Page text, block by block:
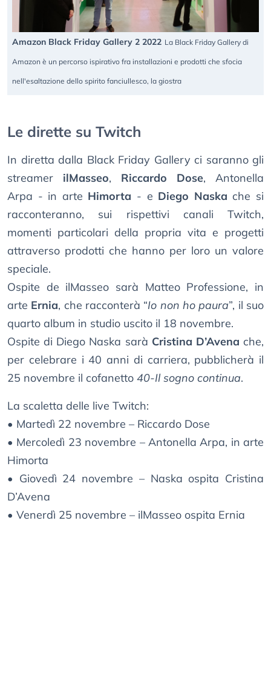
Amazon Black Friday Gallery 2 2022 La Black Friday Gallery di
Amazon è un percorso ispirativo fra installazioni e prodotti che sfocia
nell'esaltazione dello spirito fanciullesco, la giostra
Le dirette su Twitch
In diretta dalla Black Friday Gallery ci saranno gli
streamer ilMasseo, Riccardo Dose, Antonella
Arpa - in arte Himorta - e Diego Naska che si
racconteranno, sui rispettivi canali Twitch,
momenti particolari della propria vita e progetti
attraverso prodotti che hanno per loro un valore
speciale.
Ospite de ilMasseo sarà Matteo Professione, in
arte Ernia, che racconterà “Io non ho paura”, il suo
quarto album in studio uscito il 18 novembre.
Ospite di Diego Naska sarà Cristina D’Avena che,
per celebrare i 40 anni di carriera, pubblicherà il
25 novembre il cofanetto 40-Il sogno continua.
La scaletta delle live Twitch:
• Martedì 22 novembre – Riccardo Dose
• Mercoledì 23 novembre – Antonella Arpa, in arte
Himorta
• Giovedì 24 novembre – Naska ospita Cristina
D’Avena
• Venerdì 25 novembre – ilMasseo ospita Ernia